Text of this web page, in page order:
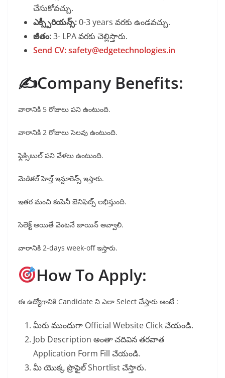
చేసుకోవచ్చు.
ఎక్స్పీరియన్స్:0-3 years వరకు ఉండవచ్చు.
జీతం:3- LPA వరకు చెల్లిస్తారు.
Send CV: safety@edgetechnologies.in
✍️Company Benefits:
వారానికి 5 రోజులు పని ఉంటుంది.
వారానికి 2 రోజులు సెలవు ఉంటుంది.
ఫ్లెక్సిబుల్ పని వేళలు ఉంటుంది.
మెడికల్ హెల్త్ ఇన్షూరెన్స్ ఇస్తారు.
ఇతర మంచి కంపెనీ బెనిఫిట్స్ లభిస్తుంది.
సెలెక్ట్ అయితే వెంటనే జాయిన్ అవ్వాలి.
వారానికి 2-days week-off ఇస్తారు.
How To Apply:
ఈ ఉద్యోగానికి Candidate ని ఎలా Select చేస్తారు అంటే :
మీరు ముందుగా Official Website Click చేయండి.
Job Description అంతా చదివిన తరవాత
Application Form Fill చేయండి.
మీ యొక్క ప్రొఫైల్ Shortlist చేస్తారు.